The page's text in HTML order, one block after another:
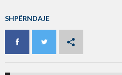
SHPËRNDAJE